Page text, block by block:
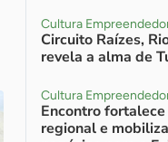
Cultura
Circuito Raízes,
revela a alma de
Cultura
Encontro
regional e